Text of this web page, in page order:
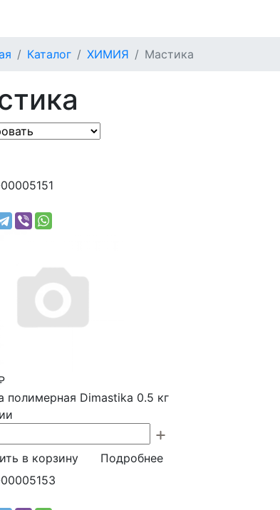
Каталог ХИМИЯ Мастика
полимерная Dimastika 0.5 кг
в корзину
Подробнее